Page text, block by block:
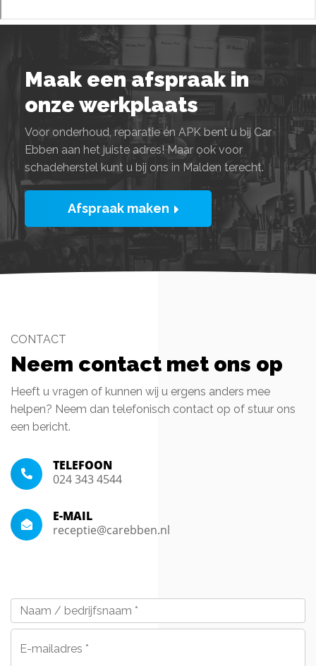
Maak een afspraak in
onze werkplaats
Voor onderhoud, reparatie én APK bent u bij Car
Ebben aan het juiste adres! Maar ook voor
schadeherstel kunt u bij ons in Malden terecht.
Afspraak maken
CONTACT
Neem contact met ons op
Heeft u vragen of kunnen wij u ergens anders mee
helpen? Neem dan telefonisch contact op of stuur ons
een bericht.
TELEFOON
024 343 4544
E-MAIL
receptie@carebben.nl
Naam
/
bedrijfsnaam *
mailadres *